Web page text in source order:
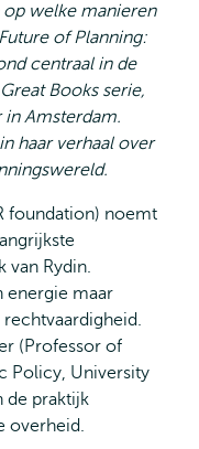
welke manieren
of Planning:
centraal in de
Books serie,
Amsterdam.
haar verhaal over
foundation) noemt
van Rydin.
energie maar
(Professor of
Policy, University
de praktijk
overheid.